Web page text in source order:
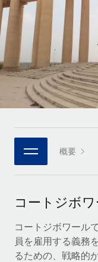
インフラ
Remote統合
人事機能をワー
プラットフォ
チームのための
接続 新しい
当社のMCPを
統合
基本的なビジネ
専門家に相談
グローバル人事・
リューション
ミッドマーケ
カスタマイズさ
企業
大企業向けのグ
パートナーに登録
戦略的テクノ
グローバルな人
当社とのパー
Remote Build
統合とAI自動化
REMOTEで学習
リサーチおよびガイ
活用事例
HR用語集
チェックリストお
職務内容ライブラ
ウェビナー
イベント
ニュースルーム
給与・人材情報
情報センター
Deutsch
Español
Italiano
Português
日本語
한국어 概要
コートジボ
コートジボワール
員を雇用する義務
るための、戦略的